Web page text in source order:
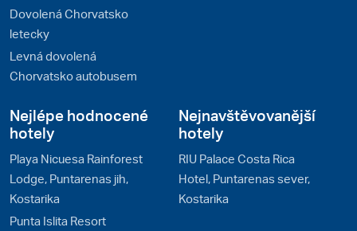
Dovolená Chorvatsko
letecky
Levná dovolená
Chorvatsko autobusem
Nejlépe hodnocené
hotely
Playa Nicuesa Rainforest
Lodge, Puntarenas jih,
Kostarika
Punta Islita Resort
Nejnavštěvovanější
hotely
RIU Palace Costa Rica
Hotel, Puntarenas sever,
Kostarika